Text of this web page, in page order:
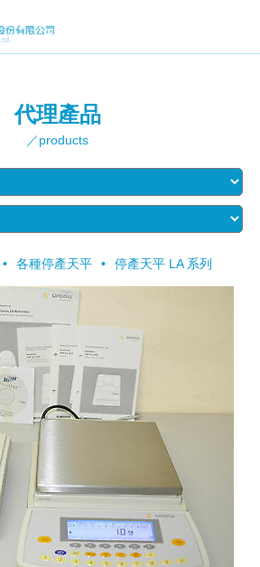
代理產品
／products
各種停產天平 停產天平 LA 系列